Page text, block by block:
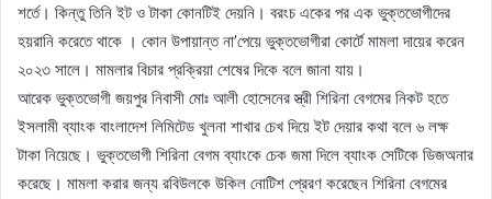
শর্তে। কিন্তু তিনি ইট ও টাকা কোনটিই দেয়নি। বরংচ একের পর এক ভুক্তভোগীদের
হয়রানি করেতে থাকে । কোন উপায়ান্ত না’পেয়ে ভুক্তভোগীরা কোর্টে মামলা দায়ের করেন
২০২৩ সালে। মামলার বিচার প্রক্রিয়া শেষের দিকে বলে জানা যায়।
আরেক ভুক্তভোগী জয়পুর নিবাসী মোঃ আলী হোসেনের স্ত্রী শিরিনা বেগমের নিকট হতে
ইসলামী ব্যাংক বাংলাদেশ লিমিটেড খুলনা শাখার চেখ দিয়ে ইট দেয়ার কথা বলে ৬ লক্ষ
টাকা নিয়েছে। ভুক্তভোগী শিরিনা বেগম ব্যাংকে চেক জমা দিলে ব্যাংক সেটিকে ডিজঅনার
করেছে। মামলা করার জন্য রবিউলকে উকিল নোটিশ প্রেরণ করেছেন শিরিনা বেগমের